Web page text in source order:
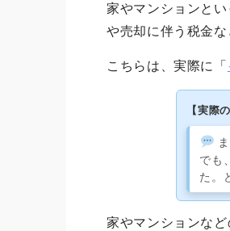
家やマンションと
や売却に伴う税金
こちらは、実際に「
【実際
でも
た。
家やマンションな